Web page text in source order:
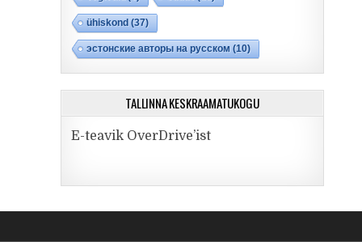
ühiskond(37)
эстонские авторы на русском(10)
TALLINNA KESKRAAMATUKOGU
E-teavik OverDrive’ist